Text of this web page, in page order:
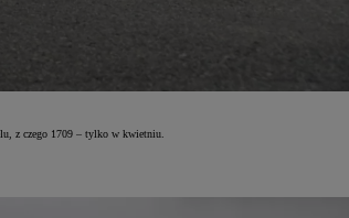
z czego 1709 – tylko w kwietniu.